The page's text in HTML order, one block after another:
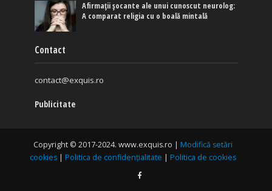
Afirmaţii şocante ale unui cunoscut neurolog:
A comparat religia cu o boală mintală
Contact
contact@exquis.ro
Publicitate
Copyright © 2017-2024. www.exquis.ro | Modifică setări
cookies | Politica de confidențialitate | Politica de cookies